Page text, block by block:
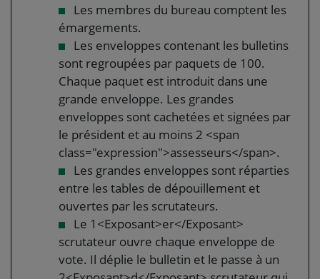
Les membres du bureau comptent les
émargements.
Les enveloppes contenant les bulletins
sont regroupées par paquets de 100.
Chaque paquet est introduit dans une
grande enveloppe. Les grandes
enveloppes sont cachetées et signées par
le président et au moins 2 <span
class="expression">assesseurs</span>.
Les grandes enveloppes sont réparties
entre les tables de dépouillement et
ouvertes par les scrutateurs.
Le 1<Exposant>er</Exposant>
scrutateur ouvre chaque enveloppe de
vote. Il déplie le bulletin et le passe à un